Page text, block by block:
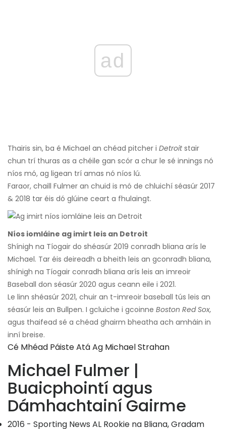
ad
Thairis sin, ba é Michael an chéad pitcher i Detroitstair
chun trí thuras as a chéile gan scór a chur le sé innings nó
níos mó, ag ligean trí amas nó níos lú.
Faraor, chaill Fulmer an chuid is mó de chluichí séasúr 2017
& 2018 tar éis dó glúine ceart a fhulaingt.
Níos iomláine ag imirt leis an Detroit
Shínigh na Tíogair do shéasúr 2019 conradh bliana arís le
Michael. Tar éis deireadh a bheith leis an gconradh bliana,
shínigh na Tíogair conradh bliana arís leis an imreoir
Baseball don séasúr 2020 agus ceann eile i 2021.
Le linn shéasúr 2021, chuir an t-imreoir baseball tús leis an
séasúr leis an Bullpen. I gcluiche i gcoinne Boston Red Sox,
agus thaifead sé a chéad ghairm bheatha ach amháin in
inní breise.
Cé Mhéad Páiste Atá Ag Michael Strahan
Michael Fulmer |
Buaicphointí agus
Dámhachtainí Gairme
2016 - Sporting News AL Rookie na Bliana, Gradam